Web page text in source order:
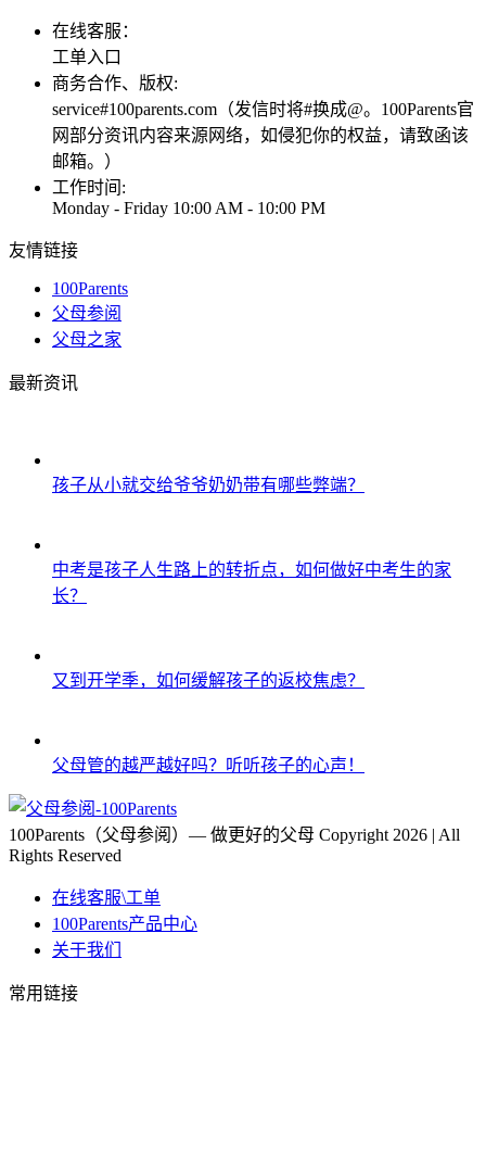
在线客服：
工单入口
商务合作、版权:
service#100parents.com（发信时将#换成@。100Parents官
网部分资讯内容来源网络，如侵犯你的权益，请致函该
邮箱。）
工作时间:
Monday - Friday 10:00 AM - 10:00 PM
友情链接
100Parents
父母参阅
父母之家
最新资讯
孩子从小就交给爷爷奶奶带有哪些弊端？
中考是孩子人生路上的转折点，如何做好中考生的家
长？
又到开学季，如何缓解孩子的返校焦虑？
父母管的越严越好吗？听听孩子的心声！
100Parents（父母参阅）— 做更好的父母 Copyright 2026 | All
Rights Reserved
在线客服\工单
100Parents产品中心
关于我们
常用链接